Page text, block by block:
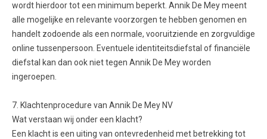
wordt hierdoor tot een minimum beperkt. Annik De Mey meent
alle mogelijke en relevante voorzorgen te hebben genomen en
handelt zodoende als een normale, vooruitziende en zorgvuldige
online tussenpersoon. Eventuele identiteitsdiefstal of financiële
diefstal kan dan ook niet tegen Annik De Mey worden
ingeroepen.
7. Klachtenprocedure van Annik De Mey NV
Wat verstaan wij onder een klacht?
Een klacht is een uiting van ontevredenheid met betrekking tot